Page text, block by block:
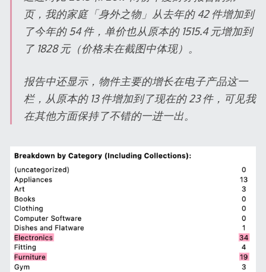
页，我的家庭「身外之物」从去年的 42 件增加到
了今年的 54 件，单价也从原本的 1515.4 元增加到
了 1828 元（价格未在截图中体现）。
报告中还显示，物件主要的增长在电子产品这一
栏，从原本的 13 件增加到了现在的 23 件，可见我
在其他方面保持了不错的一进一出。